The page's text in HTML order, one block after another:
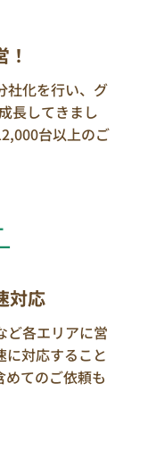
社化を行い、グ
長してきまし
台以上のご
対応
ど各エリアに営
に対応すること
めてのご依頼も